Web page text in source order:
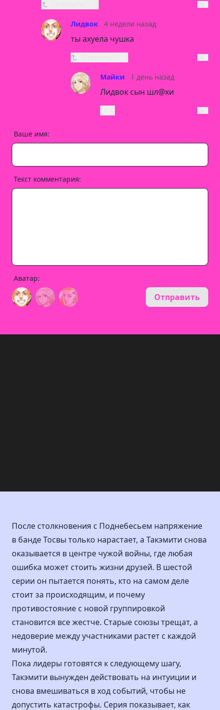
Лидвок 4 недели назад
ты ахуела чушка
Майки 1 день назад
Лидвок сын шл@хи
Ваше имя:
Текст комментария:
Аватар:
Отправить
После столкновения с Поднебесьем напряжение
в банде Тосвы только нарастает, а Такэмити снова
оказывается в центре чужой войны, где любая
ошибка может стоить жизни друзей. В шестой
серии он пытается понять, кто на самом деле
стоит за происходящим, и почему
противостояние с новой группировкой
становится все жестче. Старые союзы трещат, а
недоверие между участниками растет с каждой
минутой.
Пока лидеры готовятся к следующему шагу,
Такэмити вынужден действовать на интуиции и
снова вмешиваться в ход событий, чтобы не
допустить катастрофы. Серия показывает, как